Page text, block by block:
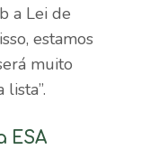
a Lei de
estamos
muito
ESA